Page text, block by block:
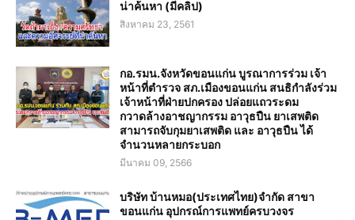
น่าค้นหา (มีคลิป)
สิงหาคม 23, 2561
กอ.รมน.จังหวัดขอนแก่น บูรณาการร่วม เจ้า
หน้าที่ตำรวจ สภ.เมืองขอนแก่น สนธิกำลังร่วม
เจ้าหน้าที่ฝ่ายปกครอง ปล่อยแถวระดม
กวาดล้างอาชญากรรม อาวุธปืน ยาเสพติด
สามารถจับกุมยาเสพติด และ อาวุธปืน ได้
จำนวนหลายกระบอก
มีนาคม 09, 2566
บริษัท บ้านหมอ(ประเทศไทย)จำกัด สาขา
ขอนแก่น อุปกรณ์การแพทย์ครบวงจร